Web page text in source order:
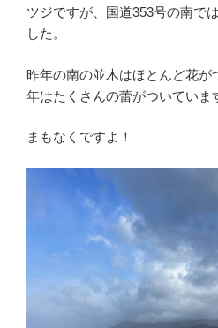
ツジですが、国道353号の南で
した。
昨年の南の並木はほとんど花が
年はたくさんの蕾がついていま
まもなくですよ！